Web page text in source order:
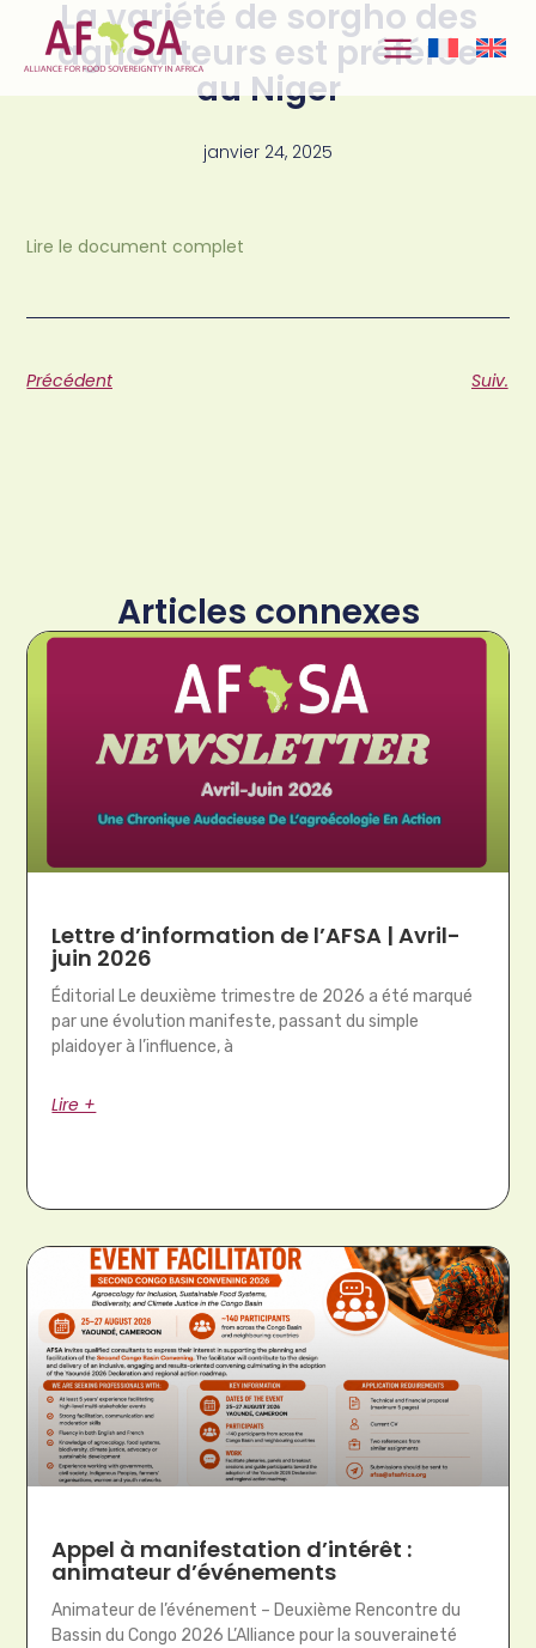
Aller au
contenuLa variété de sorgho des
agriculteurs est préférée
au Niger
janvier 24, 2025
Lire le document complet
Précédent Suiv.
Articles connexes
Lettre d’information de l’AFSA | Avril-
juin 2026
Éditorial Le deuxième trimestre de 2026 a été marqué
par une évolution manifeste, passant du simple
plaidoyer à l’influence, à
Lire +
Appel à manifestation d’intérêt :
animateur d’événements
Animateur de l’événement – Deuxième Rencontre du
Bassin du Congo 2026 L’Alliance pour la souveraineté